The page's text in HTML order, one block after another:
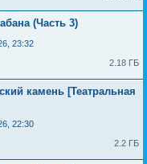
(Часть 3)
23:32
2.18 ГБ
камень [Театральная
22:30
2.2 ГБ